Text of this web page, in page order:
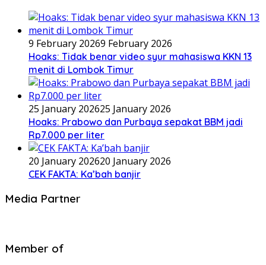
9 February 20269 February 2026
Hoaks: Tidak benar video syur mahasiswa KKN 13
menit di Lombok Timur
25 January 202625 January 2026
Hoaks: Prabowo dan Purbaya sepakat BBM jadi
Rp7.000 per liter
20 January 202620 January 2026
CEK FAKTA: Ka’bah banjir
Media Partner
Member of